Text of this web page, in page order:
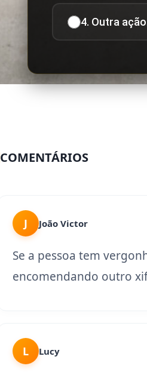
4. Outra
COMENTÁRIOS
J João Victor
Se a pessoa tem
encomendando outro
L Lucy